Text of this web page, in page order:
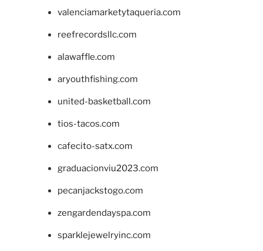
valenciamarketytaqueria.com
reefrecordsllc.com
alawaffle.com
aryouthfishing.com
united-basketball.com
tios-tacos.com
cafecito-satx.com
graduacionviu2023.com
pecanjackstogo.com
zengardendayspa.com
sparklejewelryinc.com